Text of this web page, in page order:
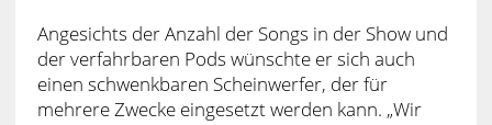
Angesichts der Anzahl der Songs in der Show und
der verfahrbaren Pods wünschte er sich auch
einen schwenkbaren Scheinwerfer, der für
mehrere Zwecke eingesetzt werden kann. „Wir